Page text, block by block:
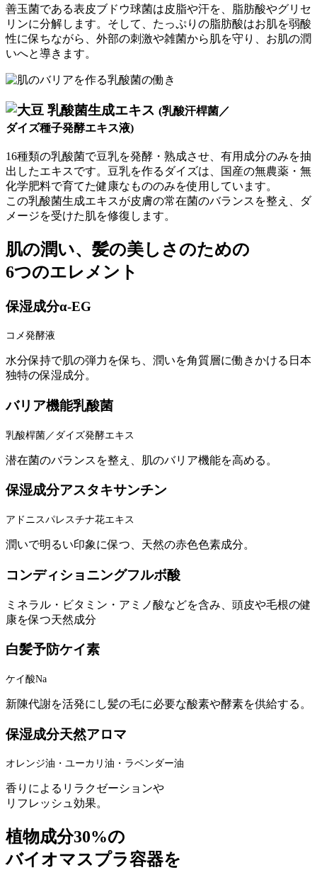
善玉菌である表皮ブドウ球菌は皮脂や汗を、脂肪酸やグリセ
リンに分解します。そして、たっぷりの脂肪酸はお肌を弱酸
性に保ちながら、外部の刺激や雑菌から肌を守り、お肌の潤
いへと導きます。
乳酸菌生成エキス (乳酸汗桿菌／
ダイズ種子発酵エキス液)
16種類の乳酸菌で豆乳を発酵・熟成させ、有用成分のみを抽
出したエキスです。豆乳を作るダイズは、国産の無農薬・無
化学肥料で育てた健康なもののみを使用しています。
この乳酸菌生成エキスが皮膚の常在菌のバランスを整え、ダ
メージを受けた肌を修復します。
肌の潤い、髪の美しさのための
6つのエレメント
保湿成分α-EG
コメ発酵液
水分保持で肌の弾力を保ち、潤いを角質層に働きかける日本
独特の保湿成分。
バリア機能乳酸菌
乳酸桿菌／ダイズ発酵エキス
潜在菌のバランスを整え、肌のバリア機能を高める。
保湿成分アスタキサンチン
アドニスパレスチナ花エキス
潤いで明るい印象に保つ、天然の赤色色素成分。
コンディショニングフルボ酸
ミネラル・ビタミン・アミノ酸などを含み、頭皮や毛根の健
康を保つ天然成分
白髪予防ケイ素
ケイ酸Na
新陳代謝を活発にし髪の毛に必要な酸素や酵素を供給する。
保湿成分天然アロマ
オレンジ油・ユーカリ油・ラベンダー油
香りによるリラクゼーションや
リフレッシュ効果。
植物成分30%の
バイオマスプラ容器を